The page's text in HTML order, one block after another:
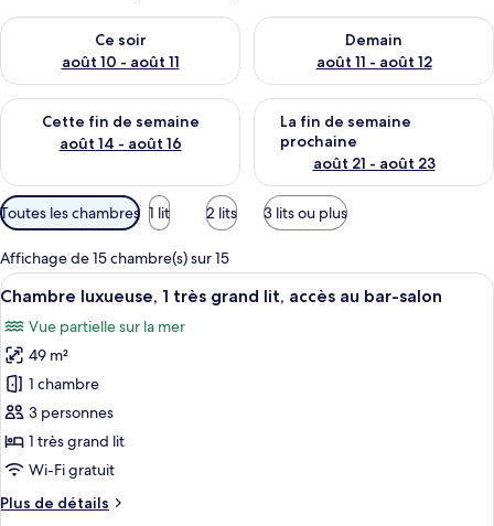
Ce soir
août 10 - août 11
Vérifier la disponibilité pour ce soir août 10 - août 11
Demain
août 11 - août 12
Vérifier la disponibilité pour
Cette fin de semaine
août 14 - août 16
Vérifier la disponibilité pour cette fin de semaine août 14 -
La fin de semaine
prochaine
août 21 - août 23
Vérifier la disponibilité pour
Filtres
disponibles
pour
les
chambres
Toutes les chambres 1 lit 2 lits 3 lits ou plus
Affichage de 15 chambre(s) sur 15
Afficher
toutes
les
photos
pour
ce
type
de
chambre :
Chambre
Une chambre d’hôtel avec un
8
Chambre luxueuse, 1 très grand lit, accès au bar-salon
Vue partielle sur la mer
49 m²
1 chambre
3 personnes
1 très grand lit
Wi-Fi gratuit
Plus de détails
Plus